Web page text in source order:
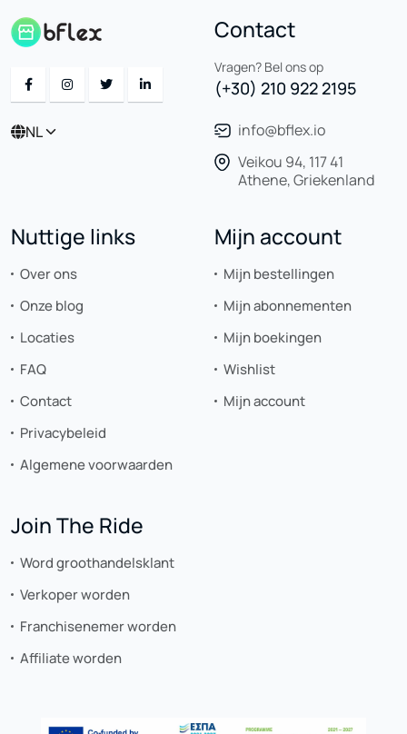
NL
Contact
Vragen? Bel ons op
(+30) 210 922 2195
info@bflex.io
Veikou 94, 117 41
Athene, Griekenland
Nuttige links
Over ons
Onze blog
Locaties
FAQ
Contact
Privacybeleid
Algemene voorwaarden
Mijn account
Mijn bestellingen
Mijn abonnementen
Mijn boekingen
Wishlist
Mijn account
Join The Ride
Word groothandelsklant
Verkoper worden
Franchisenemer worden
Affiliate worden